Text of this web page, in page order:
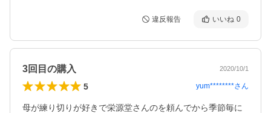
違反報告 いいね 0
3回目の購入 2020/10/1
5 yum********さん
母が練り切りが好きで栄源堂さんのを頼んでから季節毎に